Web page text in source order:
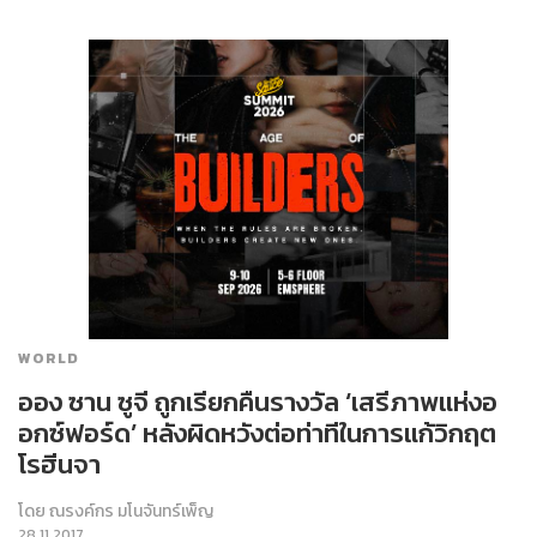
WORLD
ออง ซาน ซูจี ถูกเรียกคืนรางวัล ‘เสรีภาพแห่งอ
อกซ์ฟอร์ด’ หลังผิดหวังต่อท่าทีในการแก้วิกฤต
โรฮีนจา
โดยณรงค์กร มโนจันทร์เพ็ญ